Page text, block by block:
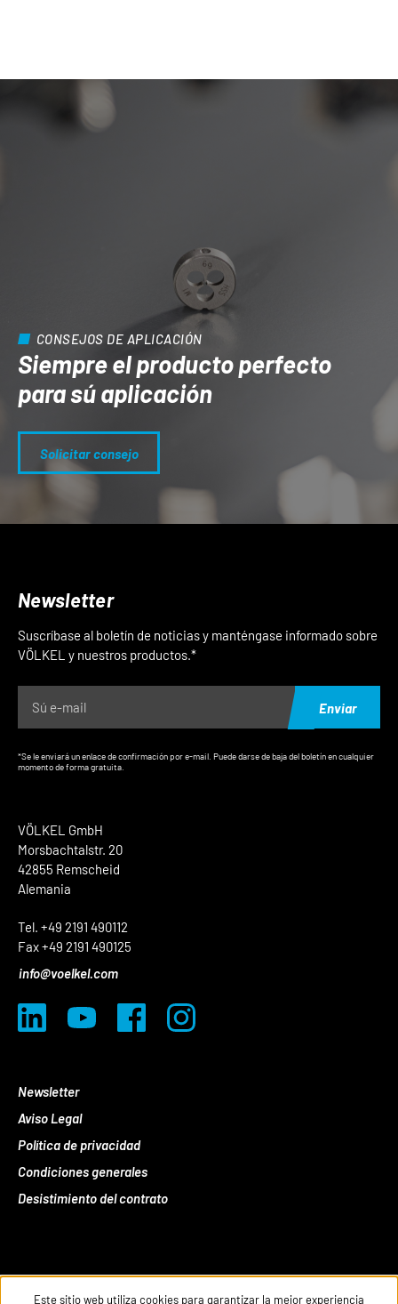
CONSEJOS DE APLICACIÓN
Siempre el producto perfecto
para sú aplicación
Solicitar consejo
VÖLKEL GmbH
Morsbachtalstr. 20
42855 Remscheid
Alemania
Tel. +49 2191 490112
Fax +49 2191 490125
info@voelkel.com
Newsletter
Aviso Legal
Política de privacidad
Condiciones generales
Desistimiento del contrato
Newsletter
Suscríbase al boletín de noticias y manténgase informado sobre
VÖLKEL y nuestros productos.*
Enviar
*Se le enviará un enlace de confirmación por e-mail. Puede darse de baja del boletín en cualquier
momento de forma gratuita.
Este sitio web utiliza cookies para garantizar la mejor experiencia